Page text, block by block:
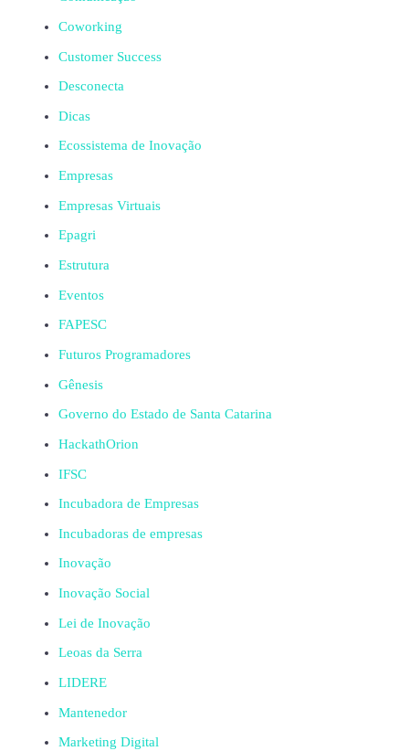
Coworking
Customer Success
Desconecta
Dicas
Ecossistema de Inovação
Empresas
Empresas Virtuais
Epagri
Estrutura
Eventos
FAPESC
Futuros Programadores
Gênesis
Governo do Estado de Santa Catarina
HackathOrion
IFSC
Incubadora de Empresas
Incubadoras de empresas
Inovação
Inovação Social
Lei de Inovação
Leoas da Serra
LIDERE
Mantenedor
Marketing Digital